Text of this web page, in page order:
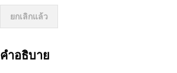
ยกเลิกแล้ว
คำอธิบาย